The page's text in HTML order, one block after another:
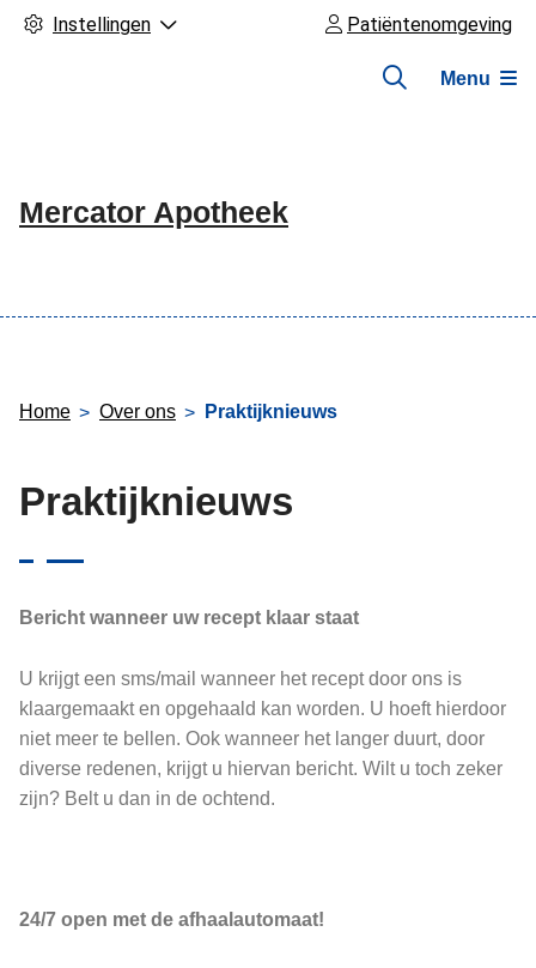
Instellingen Patiëntenomgeving
Mercator Apotheek
Menu
Home Over ons Praktijknieuws
Praktijknieuws
Bericht wanneer uw recept klaar staat
U krijgt een sms/mail wanneer het recept door ons is
klaargemaakt en opgehaald kan worden. U hoeft hierdoor
niet meer te bellen. Ook wanneer het langer duurt, door
diverse redenen, krijgt u hiervan bericht. Wilt u toch zeker
zijn? Belt u dan in de ochtend.
24/7 open met de afhaalautomaat!